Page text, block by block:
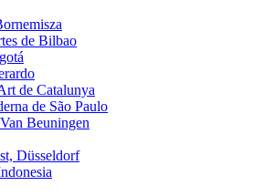
de Bilbao
de Catalunya
de São Paulo
Beuningen
Düsseldorf